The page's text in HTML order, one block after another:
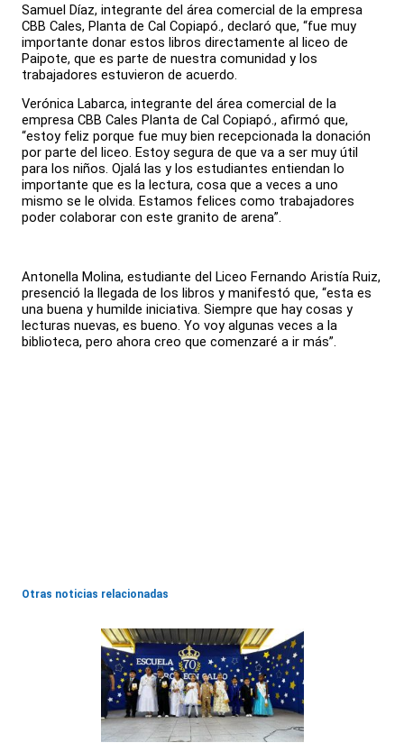
Samuel Díaz, integrante del área comercial de la empresa
CBB Cales, Planta de Cal Copiapó., declaró que, “fue muy
importante donar estos libros directamente al liceo de
Paipote, que es parte de nuestra comunidad y los
trabajadores estuvieron de acuerdo.
Verónica Labarca, integrante del área comercial de la
empresa CBB Cales Planta de Cal Copiapó., afirmó que,
“estoy feliz porque fue muy bien recepcionada la donación
por parte del liceo. Estoy segura de que va a ser muy útil
para los niños. Ojalá las y los estudiantes entiendan lo
importante que es la lectura, cosa que a veces a uno
mismo se le olvida. Estamos felices como trabajadores
poder colaborar con este granito de arena”.
Antonella Molina, estudiante del Liceo Fernando Aristía Ruiz,
presenció la llegada de los libros y manifestó que, “esta es
una buena y humilde iniciativa. Siempre que hay cosas y
lecturas nuevas, es bueno. Yo voy algunas veces a la
biblioteca, pero ahora creo que comenzaré a ir más”.
Otras noticias relacionadas